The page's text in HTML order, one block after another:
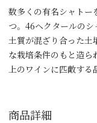
数多くの有名シャトー
つ。 46ヘクタールのシ
土質が混ざり合った土
な栽培条件のもと造ら
上のワインに匹敵する
商品詳細